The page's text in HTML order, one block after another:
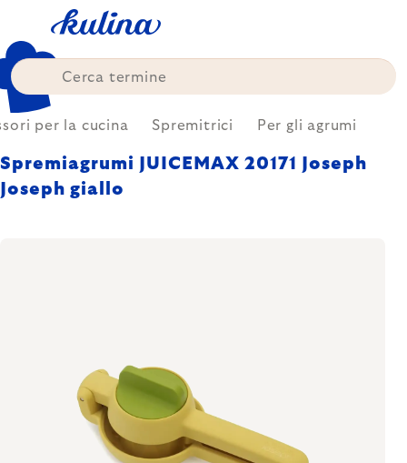
content
per la cucina Spremitrici Per gli agrumi
Spremiagrumi JUICEMAX 20171 Joseph
Joseph giallo